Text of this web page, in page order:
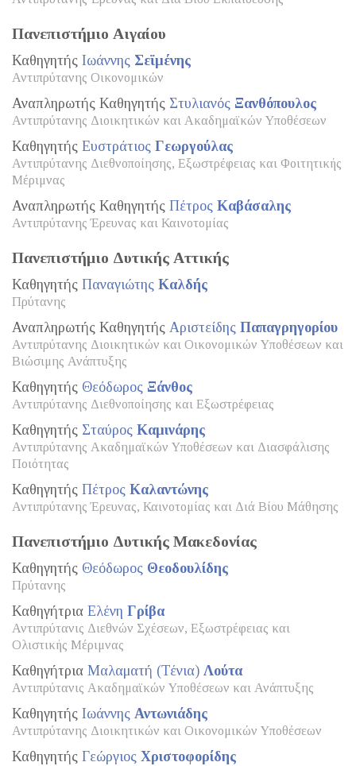
Πανεπιστήμιο Αιγαίου
Καθηγητής Ιωάννης Σεϊμένης
Αντιπρύτανης Οικονομικών
Αναπληρωτής Καθηγητής Στυλιανός Ξανθόπουλος
Αντιπρύτανης Διοικητικών και Ακαδημαϊκών Υποθέσεων
Καθηγητής Ευστράτιος Γεωργούλας
Αντιπρύτανης Διεθνοποίησης, Εξωστρέφειας και Φοιτητικής
Μέριμνας
Αναπληρωτής Καθηγητής Πέτρος Καβάσαλης
Αντιπρύτανης Έρευνας και Καινοτομίας
Πανεπιστήμιο Δυτικής Αττικής
Καθηγητής Παναγιώτης Καλδής
Πρύτανης
Αναπληρωτής Καθηγητής Αριστείδης Παπαγρηγορίου
Αντιπρύτανης Διοικητικών και Οικονομικών Υποθέσεων και
Βιώσιμης Ανάπτυξης
Καθηγητής Θεόδωρος Ξάνθος
Αντιπρύτανης Διεθνοποίησης και Εξωστρέφειας
Καθηγητής Σταύρος Καμινάρης
Αντιπρύτανης Ακαδημαϊκών Υποθέσεων και Διασφάλισης
Ποιότητας
Καθηγητής Πέτρος Καλαντώνης
Αντιπρύτανης Έρευνας, Καινοτομίας και Διά Βίου Μάθησης
Πανεπιστήμιο Δυτικής Μακεδονίας
Καθηγητής Θεόδωρος Θεοδουλίδης
Πρύτανης
Καθηγήτρια Ελένη Γρίβα
Αντιπρύτανις Διεθνών Σχέσεων, Εξωστρέφειας και
Ολιστικής Μέριμνας
Καθηγήτρια Μαλαματή (Τένια) Λούτα
Αντιπρύτανις Ακαδημαϊκών Υποθέσεων και Ανάπτυξης
Καθηγητής Ιωάννης Αντωνιάδης
Αντιπρύτανης Διοικητικών και Οικονομικών Υποθέσεων
Καθηγητής Γεώργιος Χριστοφορίδης